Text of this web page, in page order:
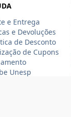
e Entrega
e Devoluções
de Desconto
de Cupons
Unesp